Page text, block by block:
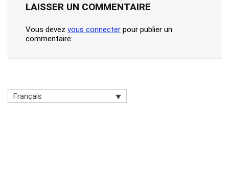
LAISSER UN COMMENTAIRE
Vous devez vous connecter pour publier un
commentaire.
Français